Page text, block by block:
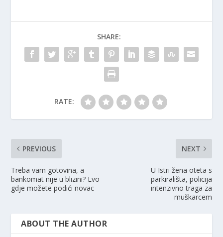
SHARE:
RATE:
PREVIOUS
Treba vam gotovina, a
bankomat nije u blizini? Evo
gdje možete podići novac
NEXT
U Istri žena oteta s
parkirališta, policija
intenzivno traga za
muškarcem
ABOUT THE AUTHOR